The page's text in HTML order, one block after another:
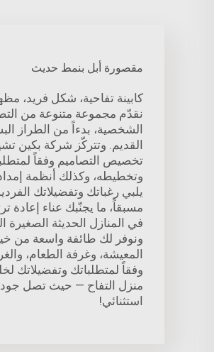
مقصورة أبل بنمط حديث
كابينة تفاحية، شكل فريد،
نقدّم مجموعة متنوعة من
الشخصية، بدءاً من الطراز
القديم. وتتركّز شركة بكين
تخصيص التصاميم وفقاً
وتخطيطه، وكذلك أنظمة إمداد
يلبي رغباتك وتفضيلاتك
مسبقاً، ما يجنّبك عناء إعادة
في المنازل الحديثة الصغيرة
ونوفر لك طائفة واسعة من
المعيشة، وغرفة الطعام،
وفقاً لمتطلباتك وتفضيلاتك
منزل التفاح — حيث تصل جودة
استثنائي!